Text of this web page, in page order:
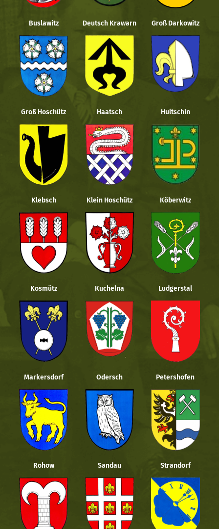
Buslawitz Deutsch Krawarn Groß Darkowitz
Groß Hoschütz Haatsch Hultschin
Klebsch Klein Hoschütz Köberwitz
Kosmütz Kuchelna Ludgerstal
Markersdorf Odersch Petershofen
Rohow Sandau Strandorf